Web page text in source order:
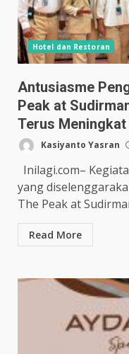
Hotel dan Restoran
Antusiasme
Peak at
Terus Meningkat
Kasiyanto Yasran
Inilagi.com–
yang
The Peak at
Read More